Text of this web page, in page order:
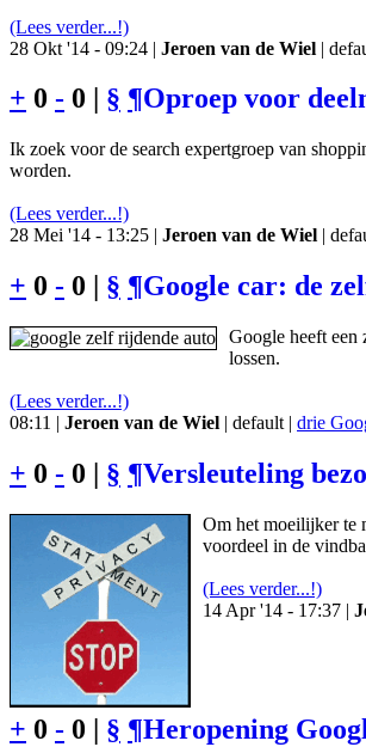
(Lees verder...!)
28 Okt '14 - 09:24 | Jeroen van de Wiel |
+ 0 - 0 | § ¶Oproep voor
Ik zoek voor de search expertgroep van
worden.
(Lees verder...!)
28 Mei '14 - 13:25 | Jeroen van de Wiel |
+ 0 - 0 | § ¶Google car: de
Google heeft een
lossen.
(Lees verder...!)
08:11 | Jeroen van de Wiel | default | drie
+ 0 - 0 | § ¶Versleuteling
Om het moeilijker te
voordeel in de
(Lees verder...!)
14 Apr '14 - 17:37 |
+ 0 - 0 | § ¶Heropening